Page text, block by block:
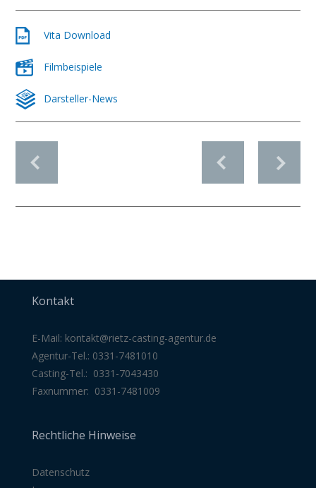
Vita Download
Filmbeispiele
Darsteller-News
nächstes Profil
vorheriges Profil
Kontakt
E-Mail: kontakt@rietz-casting-agentur.de
Agentur-Tel.: 0331-7481010
Casting-Tel.: 0331-7043430
Faxnummer: 0331-7481009
Rechtliche Hinweise
Datenschutz